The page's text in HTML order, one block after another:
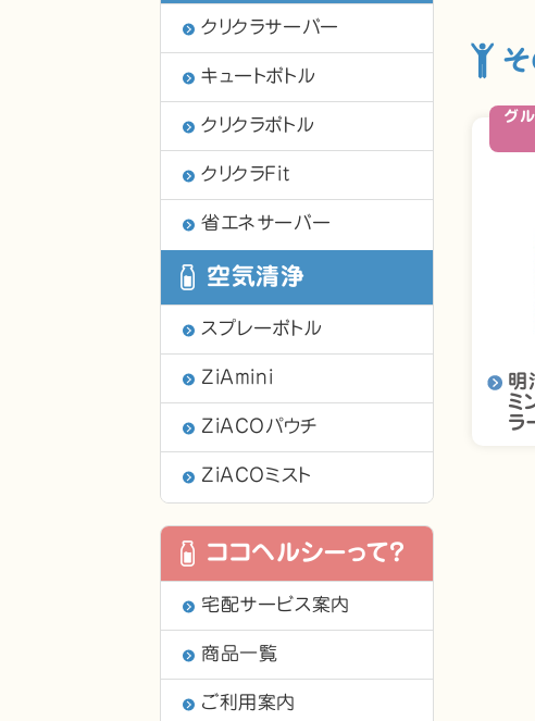
グル
明
ミ
ラ
クリクラサーバー
キュートボトル
クリクラボトル
クリクラFit
省エネサーバー
空気清浄
スプレーボトル
ZiAmini
ZiACOパウチ
ZiACOミスト
ココヘルシーって？
宅配サービス案内
商品一覧
ご利用案内